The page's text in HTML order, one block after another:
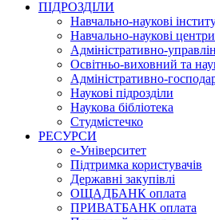
ПІДРОЗДІЛИ
Навчально-наукові
Навчально-наукові центри
Адміністративно-
Освітньо-виховний та
Адміністративно-
Наукові підрозділи
Наукова бібліотека
Студмістечко
РЕСУРСИ
е-Університет
Підтримка користувачів
Державні закупівлі
ОЩАДБАНК оплата
ПРИВАТБАНК оплата